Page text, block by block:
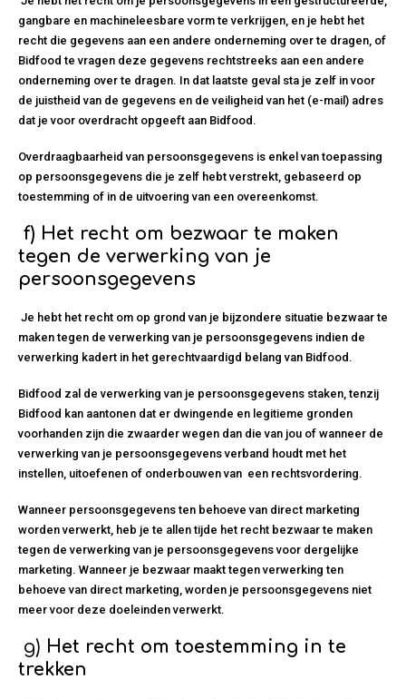
gangbare en machineleesbare vorm te verkrijgen, en je hebt het
recht die gegevens aan een andere onderneming over te dragen, of
Bidfood te vragen deze gegevens rechtstreeks aan een andere
onderneming over te dragen. In dat laatste geval sta je zelf in voor
de juistheid van de gegevens en de veiligheid van het (e-mail) adres
dat je voor overdracht opgeeft aan Bidfood.
Overdraagbaarheid van persoonsgegevens is enkel van toepassing
op persoonsgegevens die je zelf hebt verstrekt, gebaseerd op
toestemming of in de uitvoering van een overeenkomst.
f) Het recht om bezwaar te maken
tegen de verwerking van je
persoonsgegevens
Je hebt het recht om op grond van je bijzondere situatie bezwaar te
maken tegen de verwerking van je persoonsgegevens indien de
verwerking kadert in het gerechtvaardigd belang van Bidfood.
Bidfood zal de verwerking van je persoonsgegevens staken, tenzij
Bidfood kan aantonen dat er dwingende en legitieme gronden
voorhanden zijn die zwaarder wegen dan die van jou of wanneer de
verwerking van je persoonsgegevens verband houdt met het
instellen, uitoefenen of onderbouwen van een rechtsvordering.
Wanneer persoonsgegevens ten behoeve van direct marketing
worden verwerkt, heb je te allen tijde het recht bezwaar te maken
tegen de verwerking van je persoonsgegevens voor dergelijke
marketing. Wanneer je bezwaar maakt tegen verwerking ten
behoeve van direct marketing, worden je persoonsgegevens niet
meer voor deze doeleinden verwerkt.
g) Het recht om toestemming in te
trekken